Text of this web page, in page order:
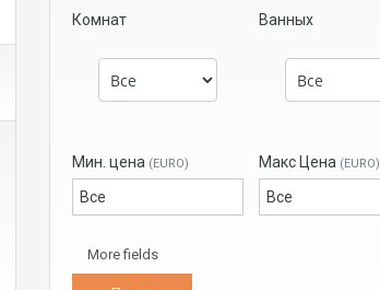
Комнат Ванных
Мин. цена (EURO) Макс Цена (EURO)
More fields